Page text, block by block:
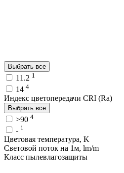
Выбрать все
11.2 1
14 4
Индекс цветопередачи CRI (Ra)
Выбрать все
>90 4
- 1
Цветовая температура, K
Световой поток на 1м, lm/m
Класс пылевлагозащиты